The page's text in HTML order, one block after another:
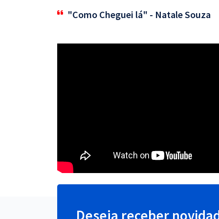
"Como Cheguei lá" - Natale Souza